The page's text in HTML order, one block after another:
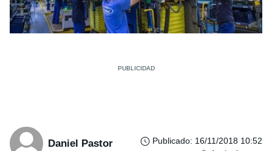
Daniel Pastor Publicado: 16/11/2018 10:52